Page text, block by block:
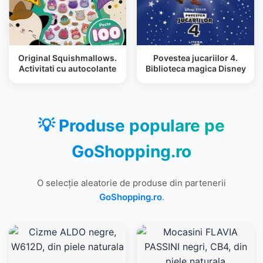
Original Squishmallows.
Activitati cu autocolante
Povestea jucariilor 4.
Biblioteca magica Disney
💡 Produse populare pe
GoShopping.ro
O selecție aleatorie de produse din partenerii
GoShopping.ro.